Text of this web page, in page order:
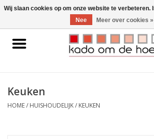
Home
Gadgets
Keuken
HOME/ HUISHOUDELIJK/ KEUKEN
Wij slaan cookies op om onze website te verbeteren.
Nee
Meer over cookies »